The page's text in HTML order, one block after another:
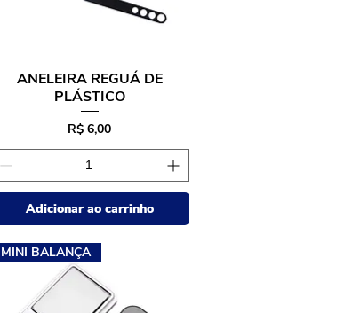
Visualização rápida
ANELEIRA REGUÁ DE
PLÁSTICO
Preço
R$ 6,00
Adicionar ao carrinho
MINI BALANÇA